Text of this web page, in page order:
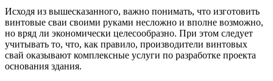
Исходя из вышесказанного, важно понимать, что изготовить
винтовые сваи своими руками несложно и вполне возможно,
но вряд ли экономически целесообразно. При этом следует
учитывать то, что, как правило, производители винтовых
свай оказывают комплексные услуги по разработке проекта
основания здания.